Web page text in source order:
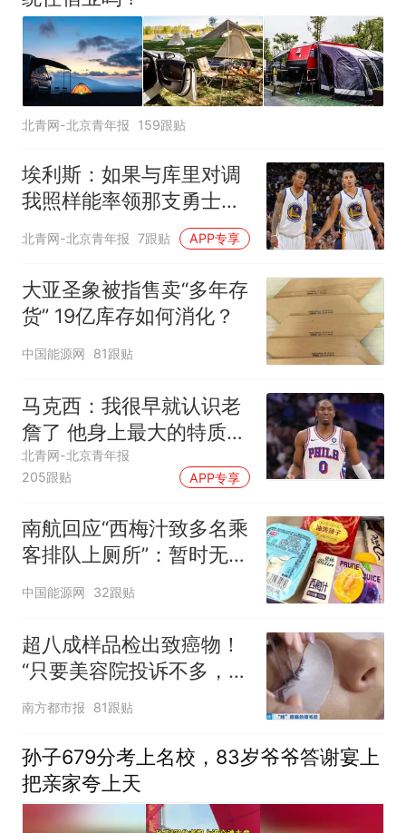
北青网-北京青年报 159跟贴
埃利斯：如果与库里对调
我照样能率领那支勇士取
得现在的成就
北青网-北京青年报 7跟贴 APP专享
大亚圣象被指售卖“多年存
货” 19亿库存如何消化？
中国能源网 81跟贴
马克西：我很早就认识老
詹了 他身上最大的特质就
是谦逊
北青网-北京青年报
205跟贴
APP专享
南航回应“西梅汁致多名乘
客排队上厕所”：暂时无法
核查是否发放西梅汁
中国能源网 32跟贴
超八成样品检出致癌物！
“只要美容院投诉不多，店
家就不会更换产品”
南方都市报 81跟贴
孙子679分考上名校，83岁爷爷答谢宴上
把亲家夸上天